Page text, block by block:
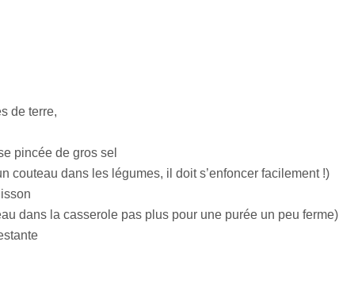
de terre,
pincée de gros sel
couteau dans les légumes, il doit s’enfoncer facilement !)
dans la casserole pas plus pour une purée un peu ferme)